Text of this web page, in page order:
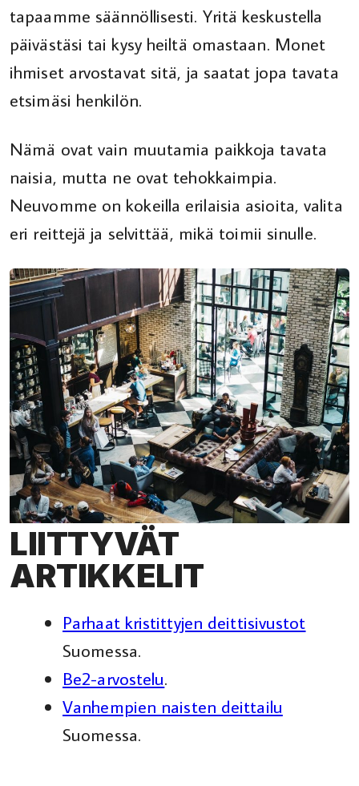
tapaamme säännöllisesti. Yritä keskustella
päivästäsi tai kysy heiltä omastaan. Monet
ihmiset arvostavat sitä, ja saatat jopa tavata
etsimäsi henkilön.
Nämä ovat vain muutamia paikkoja tavata
naisia, mutta ne ovat tehokkaimpia.
Neuvomme on kokeilla erilaisia ​​asioita, valita
eri reittejä ja selvittää, mikä toimii sinulle.
LIITTYVÄT
ARTIKKELIT
Parhaat kristittyjen deittisivustot
Suomessa.
Be2-arvostelu.
Vanhempien naisten deittailu
Suomessa.